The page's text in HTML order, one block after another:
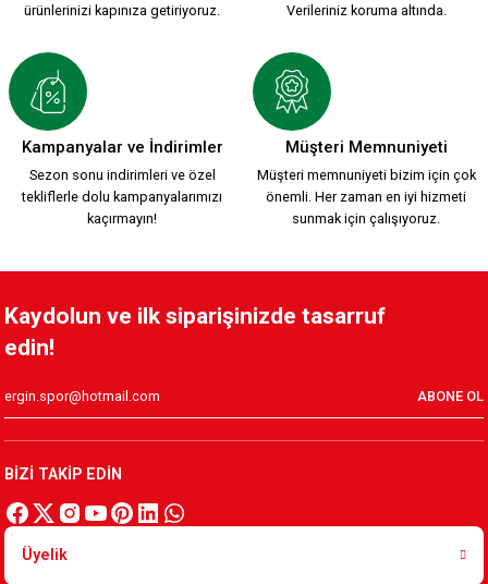
2.200,00 TL
HUMMEL 2026-2027 YENİ SEZON KARŞIYAKA KREM
2.200,00 TL
KSK ARMA 1912 T-SHIRT
3.500,00 TL
YENİ SEZON 2026/2027 HUMMEL FUNCTIONAL POLO T-
ürünlerinizi kapınıza getiriyoruz.
Verileriniz koruma altında.
Kampanyalar ve İndirimler
Sezon sonu indirimleri ve özel
tekliflerle dolu kampanyalarımızı
kaçırmayın!
Müşteri Memnuniyeti
Müşteri memnuniyeti bizim için çok
önemli. Her zaman en iyi hizmeti
sunmak için çalışıyoruz.
Kaydolun ve ilk siparişinizde tasarruf
edin!
ABONE OL
BİZİ TAKİP EDİN
Üyelik